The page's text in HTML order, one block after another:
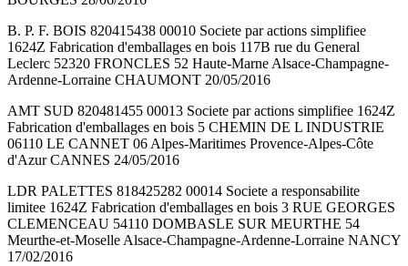
B. P. F. BOIS 820415438 00010 Societe par actions simplifiee
1624Z Fabrication d'emballages en bois 117B rue du General
Leclerc 52320 FRONCLES 52 Haute-Marne Alsace-Champagne-
Ardenne-Lorraine CHAUMONT 20/05/2016
AMT SUD 820481455 00013 Societe par actions simplifiee 1624Z
Fabrication d'emballages en bois 5 CHEMIN DE L INDUSTRIE
06110 LE CANNET 06 Alpes-Maritimes Provence-Alpes-Côte
d'Azur CANNES 24/05/2016
LDR PALETTES 818425282 00014 Societe a responsabilite
limitee 1624Z Fabrication d'emballages en bois 3 RUE GEORGES
CLEMENCEAU 54110 DOMBASLE SUR MEURTHE 54
Meurthe-et-Moselle Alsace-Champagne-Ardenne-Lorraine NANCY
17/02/2016